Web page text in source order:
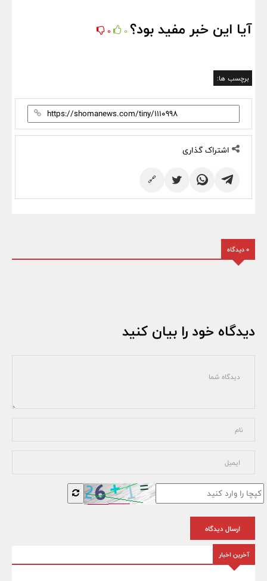
آیا این خبر مفید بود؟ 0
0
برچسب ها:
اشتراک گذاری
🔗
0 دیدگاه
دیدگاه خود را بیان کنید
ارسال دیدگاه
آخرین اخبار